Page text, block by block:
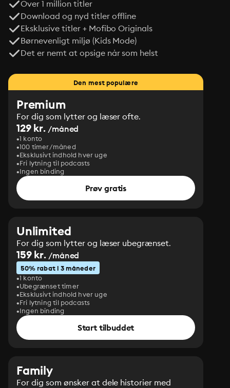
Over 1 million titler
Download og nyd titler offline
Eksklusive titler + Mofibo Originals
Børnevenligt miljø (Kids Mode)
Det er nemt at opsige når som helst
Den mest populære
Premium
For dig som lytter og læser ofte.
129 kr. /måned
1 konto
100 timer/måned
Eksklusivt indhold hver uge
Fri lytning til podcasts
Ingen binding
Prøv gratis
Unlimited
For dig som lytter og læser ubegrænset.
159 kr. /måned
50% rabat i 3 måneder
1 konto
Ubegrænset timer
Eksklusivt indhold hver uge
Fri lytning til podcasts
Ingen binding
Start tilbuddet
Family
For dig som ønsker at dele historier med